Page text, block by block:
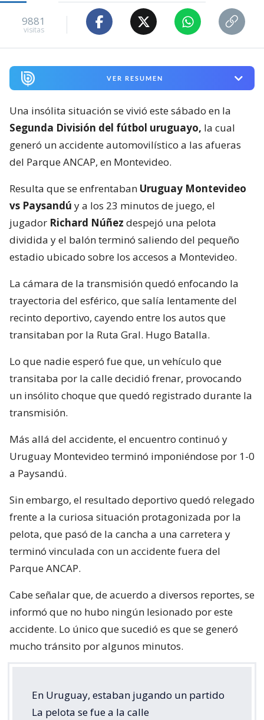
9881
visitas
VER RESUMEN
Una insólita situación se vivió este sábado en la
Segunda División del fútbol uruguayo, la cual
generó un accidente automovilístico a las afueras
del Parque ANCAP, en Montevideo.
Resulta que se enfrentaban Uruguay Montevideo
vs Paysandú y a los 23 minutos de juego, el
jugador Richard Núñez despejó una pelota
dividida y el balón terminó saliendo del pequeño
estadio ubicado sobre los accesos a Montevideo.
La cámara de la transmisión quedó enfocando la
trayectoria del esférico, que salía lentamente del
recinto deportivo, cayendo entre los autos que
transitaban por la Ruta Gral. Hugo Batalla.
Lo que nadie esperó fue que, un vehículo que
transitaba por la calle decidió frenar, provocando
un insólito choque que quedó registrado durante la
transmisión.
Más allá del accidente, el encuentro continuó y
Uruguay Montevideo terminó imponiéndose por 1-0
a Paysandú.
Sin embargo, el resultado deportivo quedó relegado
frente a la curiosa situación protagonizada por la
pelota, que pasó de la cancha a una carretera y
terminó vinculada con un accidente fuera del
Parque ANCAP.
Cabe señalar que, de acuerdo a diversos reportes, se
informó que no hubo ningún lesionado por este
accidente. Lo único que sucedió es que se generó
mucho tránsito por algunos minutos.
En Uruguay, estaban jugando un partido
La pelota se fue a la calle